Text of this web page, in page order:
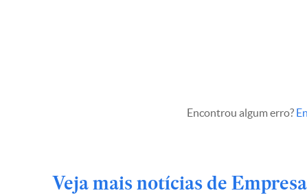
Encontrou algum erro?
Veja mais notícias de